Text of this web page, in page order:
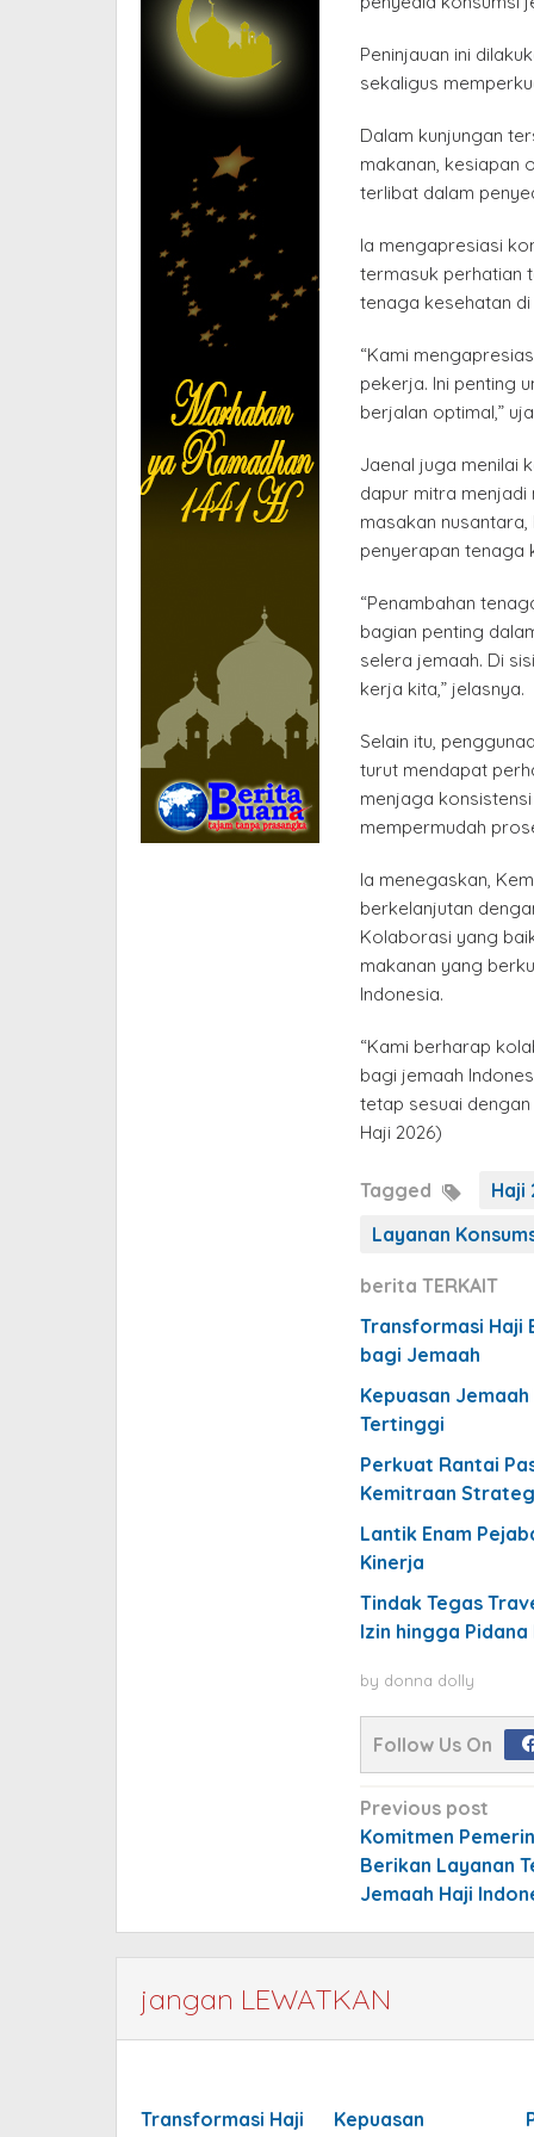
Peninjauan ini
sekaligus
Dalam kunjungan
makanan, kesiapan
terlibat dalam
Ia mengapresiasi
termasuk perhatian
tenaga kesehatan di
“Kami
pekerja. Ini penting
berjalan optimal,”
Jaenal juga menilai
dapur mitra menjadi
masakan
penyerapan tenaga
“Penambahan
bagian penting
selera jemaah. Di
kerja kita,” jelasnya.
Selain itu,
turut mendapat
menjaga
mempermudah
Ia menegaskan,
berkelanjutan
Kolaborasi yang
makanan yang
Indonesia.
“Kami berharap
bagi jemaah
tetap sesuai
Haji 2026)
Tagged Haji
Layanan
berita TERKAIT
Transformasi Haji
bagi Jemaah
Kepuasan
Tertinggi
Perkuat Rantai
Kemitraan
Lantik Enam
Kinerja
Tindak Tegas
Izin hingga
by donna dolly
Follow Us On
Post
navigation
Previous post
Komitmen
Berikan Layanan
Jemaah Haji
jangan LEWATKAN
Transformasi Haji
Kepuasan